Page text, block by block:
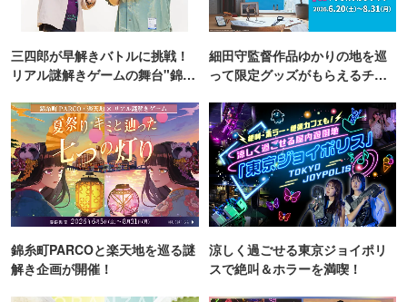
三四郎が早解きバトルに挑戦！
リアル謎解きゲームの舞台"錦糸
細田守監督作品ゆかりの地を巡
って限定グッズがもらえるチャ
錦糸町PARCOと楽天地を巡る謎
解き企画が開催！
涼しく過ごせる東京ジョイポリ
スで絶叫＆ホラーを満喫！